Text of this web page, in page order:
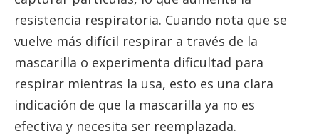
resistencia respiratoria. Cuando nota que se
vuelve más difícil respirar a través de la
mascarilla o experimenta dificultad para
respirar mientras la usa, esto es una clara
indicación de que la mascarilla ya no es
efectiva y necesita ser reemplazada.